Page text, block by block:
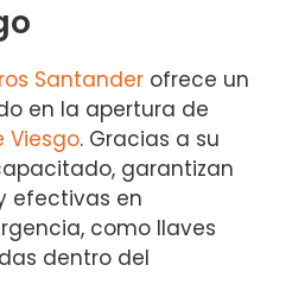
Santander ofrece un
en la apertura de
Viesgo. Gracias a su
garantizan
efectivas en
como llaves
dentro del